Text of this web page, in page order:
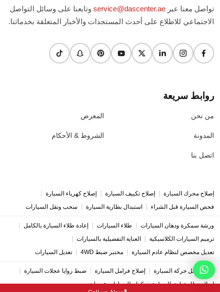
تواصل معنا عبر service@dascenter.ae وتابعنا على وسائل التواصل
الاجتماعي للاطلاع على أحدث المستجدات والأخبار المتعلقة بخدماتنا.
روابط سريعة
من نحن
المدونة
اتصل بنا
المعرض
الشروط & الأحكام
إصلاح محرك السيارة إصلاح تكييف السيارة إصلاح كهرباء السيارة
فحص السيارة قبل الشراء استبدال بطارية السيارة سحب ونقل السيارات
ورشة سمكرة ودهان السيارات طلاء السيارات إعادة طلاء السيارة بالكامل
ترميم السيارات الكلاسيكية العناية التفصيلية بالسيارات
تعديل مخصص لنظام عادم السيارة مختبر ضبط 4WD تعديل السيارات
إصلاح ناقل حركة السيارة إصلاح فرامل السيارة ضبط زوايا عجلات السيارة
إصلاح نظام تعليق السيارة | كراج السيارات عجمان